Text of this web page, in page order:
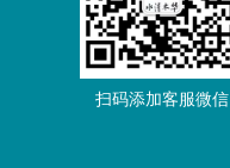
扫码添加客服微信